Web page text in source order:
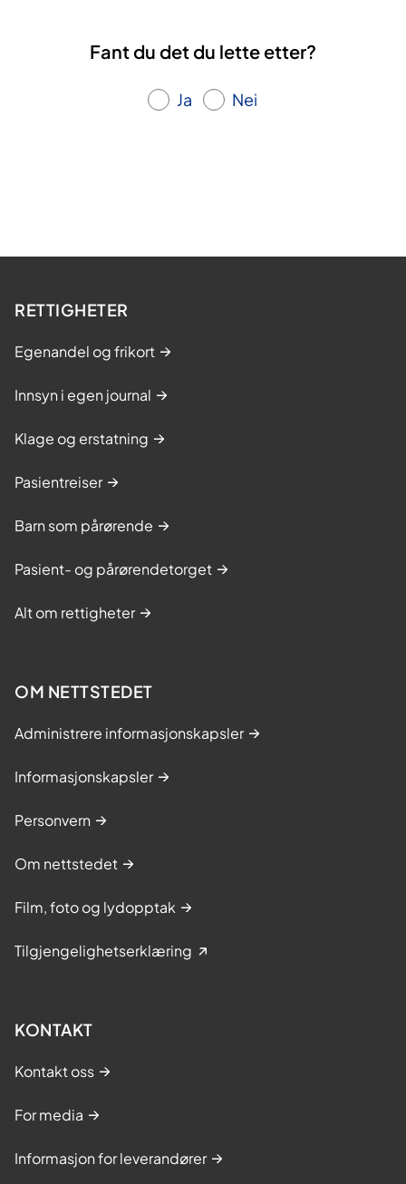
Fant du det du lette etter?
Ja Nei
RETTIGHETER
Egenandel og frikort
Innsyn i egen journal
Klage og erstatning
Pasientreiser
Barn som pårørende
Pasient- og pårørendetorget
Alt om rettigheter
OM NETTSTEDET
Administrere informasjonskapsler
Informasjonskapsler
Personvern
Om nettstedet
Film, foto og lydopptak
Tilgjengelighetserklæring
KONTAKT
Kontakt oss
For media
Informasjon for leverandører